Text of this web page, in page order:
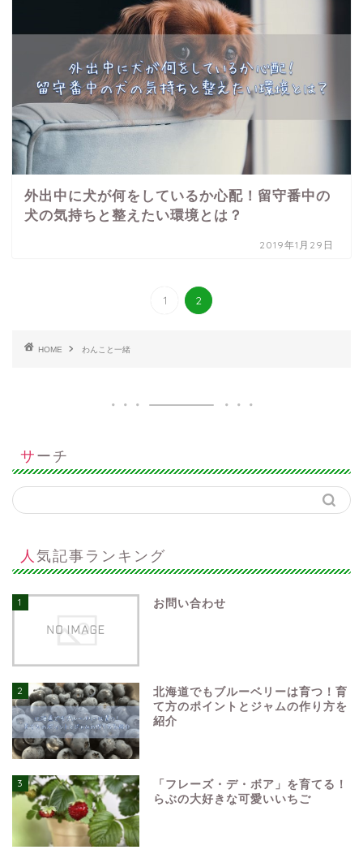
外出中に犬が何をしているか心配！留守番中の
犬の気持ちと整えたい環境とは？
2019年1月29日
1 2
HOME わんこと一緒
サーチ
人気記事ランキング
1 お問い合わせ
2
北海道でもブルーベリーは育つ！育
て方のポイントとジャムの作り方を
紹介
3
「フレーズ・デ・ボア」を育てる！
らぶの大好きな可愛いいちご